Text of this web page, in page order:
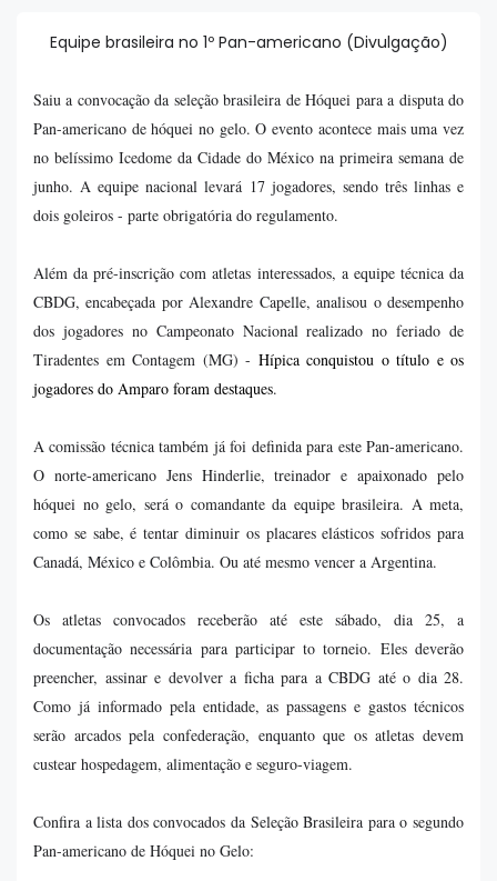
Equipe brasileira no 1º Pan-americano (Divulgação)
Saiu a convocação da seleção brasileira de Hóquei para a disputa do
Pan-americano de hóquei no gelo. O evento acontece mais uma vez
no belíssimo Icedome da Cidade do México na primeira semana de
junho. A equipe nacional levará 17 jogadores, sendo três linhas e
dois goleiros - parte obrigatória do regulamento.
Além da pré-inscrição com atletas interessados, a equipe técnica da
CBDG, encabeçada por Alexandre Capelle, analisou o desempenho
dos jogadores no Campeonato Nacional realizado no feriado de
Tiradentes em Contagem (MG) - Hípica conquistou o título e os
jogadores do Amparo foram destaques.
A comissão técnica também já foi definida para este Pan-americano.
O norte-americano Jens Hinderlie, treinador e apaixonado pelo
hóquei no gelo, será o comandante da equipe brasileira. A meta,
como se sabe, é tentar diminuir os placares elásticos sofridos para
Canadá, México e Colômbia. Ou até mesmo vencer a Argentina.
Os atletas convocados receberão até este sábado, dia 25, a
documentação necessária para participar to torneio. Eles deverão
preencher, assinar e devolver a ficha para a CBDG até o dia 28.
Como já informado pela entidade, as passagens e gastos técnicos
serão arcados pela confederação, enquanto que os atletas devem
custear hospedagem, alimentação e seguro-viagem.
Confira a lista dos convocados da Seleção Brasileira para o segundo
Pan-americano de Hóquei no Gelo: